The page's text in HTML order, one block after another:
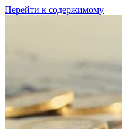
Перейти к содержимому